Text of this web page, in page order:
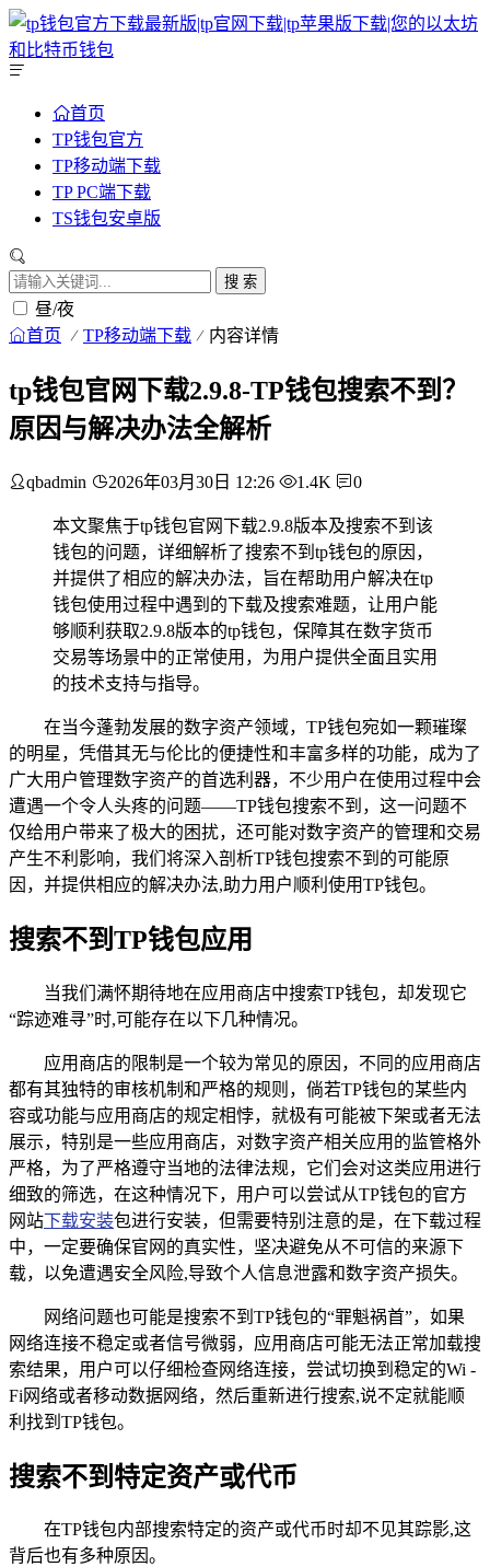
首页
TP钱包官方
TP移动端下载
TP PC端下载
TS钱包安卓版
搜 索
昼/夜
首页 TP移动端下载 内容详情
tp钱包官网下载2.9.8-TP钱包搜索不到？
原因与解决办法全解析
qbadmin 2026年03月30日 12:26 1.4K 0
本文聚焦于tp钱包官网下载2.9.8版本及搜索不到该
钱包的问题，详细解析了搜索不到tp钱包的原因，
并提供了相应的解决办法，旨在帮助用户解决在tp
钱包使用过程中遇到的下载及搜索难题，让用户能
够顺利获取2.9.8版本的tp钱包，保障其在数字货币
交易等场景中的正常使用，为用户提供全面且实用
的技术支持与指导。
在当今蓬勃发展的数字资产领域，TP钱包宛如一颗璀璨
的明星，凭借其无与伦比的便捷性和丰富多样的功能，成为了
广大用户管理数字资产的首选利器，不少用户在使用过程中会
遭遇一个令人头疼的问题——TP钱包搜索不到，这一问题不
仅给用户带来了极大的困扰，还可能对数字资产的管理和交易
产生不利影响，我们将深入剖析TP钱包搜索不到的可能原
因，并提供相应的解决办法,助力用户顺利使用TP钱包。
搜索不到TP钱包应用
当我们满怀期待地在应用商店中搜索TP钱包，却发现它
“踪迹难寻”时,可能存在以下几种情况。
应用商店的限制是一个较为常见的原因，不同的应用商店
都有其独特的审核机制和严格的规则，倘若TP钱包的某些内
容或功能与应用商店的规定相悖，就极有可能被下架或者无法
展示，特别是一些应用商店，对数字资产相关应用的监管格外
严格，为了严格遵守当地的法律法规，它们会对这类应用进行
细致的筛选，在这种情况下，用户可以尝试从TP钱包的官方
网站下载安装包进行安装，但需要特别注意的是，在下载过程
中，一定要确保官网的真实性，坚决避免从不可信的来源下
载，以免遭遇安全风险,导致个人信息泄露和数字资产损失。
网络问题也可能是搜索不到TP钱包的“罪魁祸首”，如果
网络连接不稳定或者信号微弱，应用商店可能无法正常加载搜
索结果，用户可以仔细检查网络连接，尝试切换到稳定的Wi -
Fi网络或者移动数据网络，然后重新进行搜索,说不定就能顺
利找到TP钱包。
搜索不到特定资产或代币
在TP钱包内部搜索特定的资产或代币时却不见其踪影,这
背后也有多种原因。